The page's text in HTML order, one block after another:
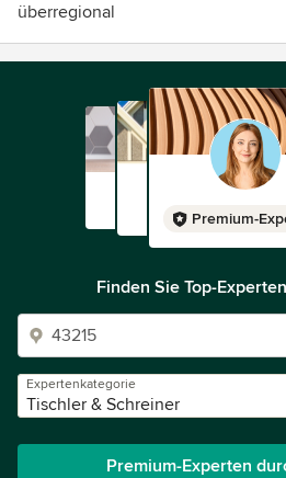
überregional
Premium-
Finden Sie Top-
Expertenkategorie
Tischler & Schreiner
Premium-Experten